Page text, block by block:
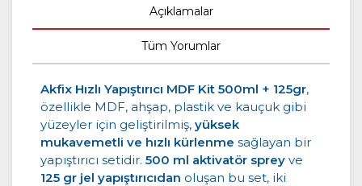
Açıklamalar
Tüm Yorumlar
Akfix Hızlı Yapıştırıcı MDF Kit 500ml + 125gr,
özellikle MDF, ahşap, plastik ve kauçuk gibi
yüzeyler için geliştirilmiş, yüksek
mukavemetli ve hızlı kürlenme sağlayan bir
yapıştırıcı setidir. 500 ml aktivatör sprey ve
125 gr jel yapıştırıcıdan oluşan bu set, iki